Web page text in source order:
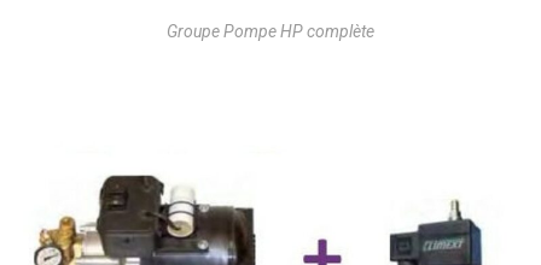
Groupe Pompe HP complète